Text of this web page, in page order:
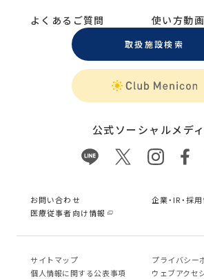
よくあるご質問 使い方動画
取扱施設検索
公式ソーシャルメデ
お問い合わせ
企業・IR・採
医療従事者向け情報
サイトマップ
プライバシー
個⼈情報に関する公表事項
ウェブアクセ